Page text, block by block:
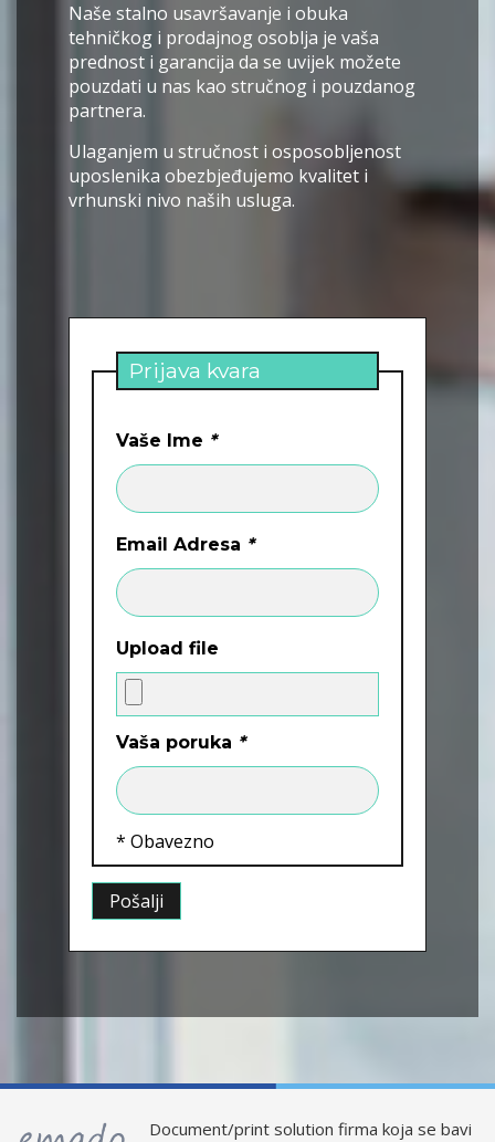
Naše stalno usavršavanje i obuka
tehničkog i prodajnog osoblja je vaša
prednost i garancija da se uvijek možete
pouzdati u nas kao stručnog i pouzdanog
partnera.
Ulaganjem u stručnost i osposobljenost
uposlenika obezbjeđujemo kvalitet i
vrhunski nivo naših usluga.
Prijava kvara
Vaše Ime *
Email Adresa *
Upload file
Vaša poruka *
* Obavezno
Document/print solution firma koja se bavi